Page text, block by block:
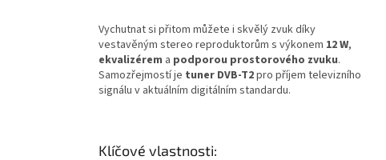
Vychutnat si přitom můžete i skvělý zvuk díky
vestavěným stereo reproduktorům s výkonem 12 W,
ekvalizérem a podporou prostorového zvuku.
Samozřejmostí je tuner DVB-T2pro příjem televizního
signálu v aktuálním digitálním standardu.
Klíčové vlastnosti: